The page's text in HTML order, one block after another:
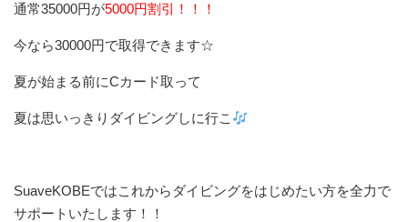
通常35000円が5000円割引！！！
今なら30000円で取得できます☆
夏が始まる前にCカード取って
夏は思いっきりダイビングしに行こ
SuaveKOBEではこれからダイビングをはじめたい方を全力で
サポートいたします！！